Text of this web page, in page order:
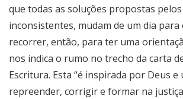
que todas as soluções propostas
inconsistentes, mudam de um dia para
recorrer, então, para ter uma
nos indica o rumo no trecho da carta
Escritura. Esta “é inspirada por Deus
repreender, corrigir e formar na